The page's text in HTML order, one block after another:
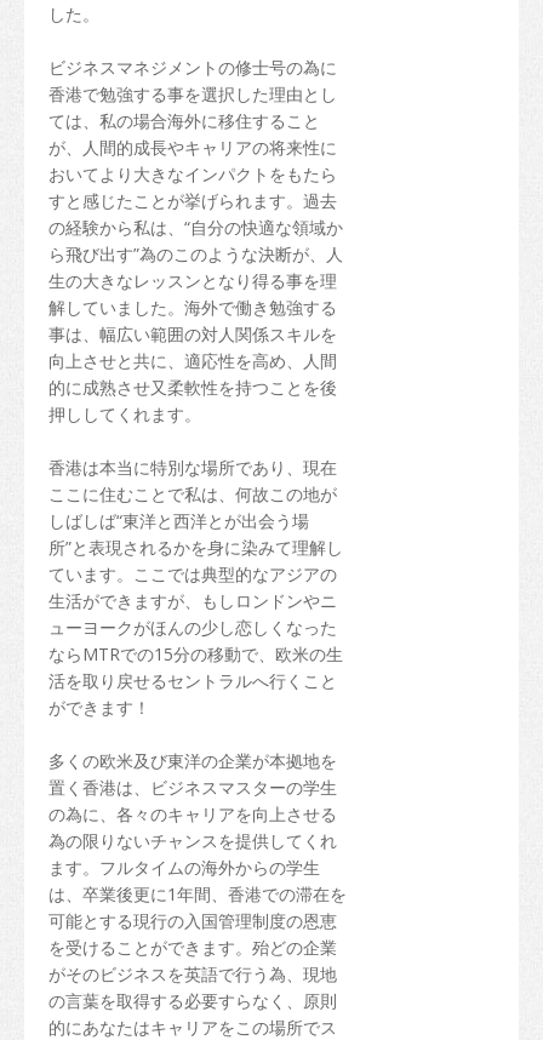
した。
ビジネスマネジメントの修士号の為に
香港で勉強する事を選択した理由とし
ては、私の場合海外に移住すること
が、人間的成長やキャリアの将来性に
おいてより大きなインパクトをもたら
すと感じたことが挙げられます。過去
の経験から私は、“自分の快適な領域か
ら飛び出す”為のこのような決断が、人
生の大きなレッスンとなり得る事を理
解していました。海外で働き勉強する
事は、幅広い範囲の対人関係スキルを
向上させと共に、適応性を高め、人間
的に成熟させ又柔軟性を持つことを後
押ししてくれます。
香港は本当に特別な場所であり、現在
ここに住むことで私は、何故この地が
しばしば“東洋と西洋とが出会う場
所”と表現されるかを身に染みて理解し
ています。ここでは典型的なアジアの
生活ができますが、もしロンドンやニ
ューヨークがほんの少し恋しくなった
ならMTRでの15分の移動で、欧米の生
活を取り戻せるセントラルへ行くこと
ができます！
多くの欧米及び東洋の企業が本拠地を
置く香港は、ビジネスマスターの学生
の為に、各々のキャリアを向上させる
為の限りないチャンスを提供してくれ
ます。フルタイムの海外からの学生
は、卒業後更に1年間、香港での滞在を
可能とする現行の入国管理制度の恩恵
を受けることができます。殆どの企業
がそのビジネスを英語で行う為、現地
の言葉を取得する必要すらなく、原則
的にあなたはキャリアをこの場所でス